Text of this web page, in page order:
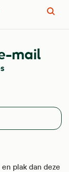
mail
plak dan deze